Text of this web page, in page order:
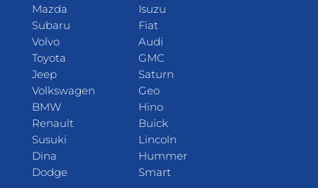
Mazda
Subaru
Volvo
Toyota
Jeep
Volkswagen
BMW
Renault
Susuki
Dina
Dodge
Isuzu
Fiat
Audi
GMC
Saturn
Geo
Hino
Buick
Lincoln
Hummer
Smart